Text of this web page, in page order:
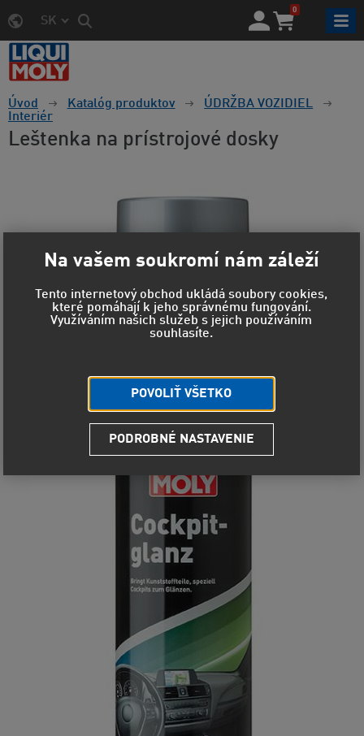
SK
0
Úvod Katalóg produktov
ÚDRŽBA VOZIDIEL
Interiér
Leštenka na prístrojové dosky
Na vašem soukromí nám záleží
Tento internetový obchod ukládá soubory cookies,
které pomáhají k jeho správnému fungování.
Využíváním našich služeb s jejich používáním
souhlasíte.
POVOLIŤ VŠETKO
PODROBNÉ NASTAVENIE